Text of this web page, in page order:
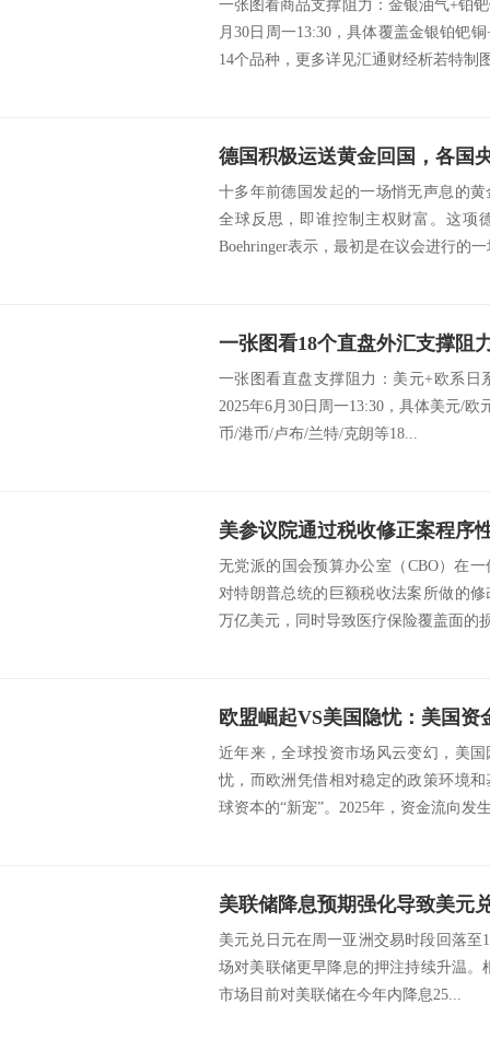
一张图看商品支撑阻力：金银油气+铂
月30日周一13:30，具体覆盖金银铂钯
14个品种，更多详见汇通财经析若特制
德国积极运送黄金回国，各国
十多年前德国发起的一场悄无声息的
全球反思，即谁控制主权财富。这项
Boehringer表示，最初是在议会进行的
一张图看直盘支撑阻力：美元+欧系日
2025年6月30日周一13:30，具体美元/
币/港币/卢布/兰特/克朗等18...
无党派的国会预算办公室（CBO）在
对特朗普总统的巨额税收法案所做的
万亿美元，同时导致医疗保险覆盖面的
欧盟崛起VS美国隐忧：美国
近年来，全球投资市场风云变幻，美
忧，而欧洲凭借相对稳定的政策环境
球资本的“新宠”。2025年，资金流向发
美联储降息预期强化导致美元
美元兑日元在周一亚洲交易时段回落至
场对美联储更早降息的押注持续升温。
市场目前对美联储在今年内降息25...